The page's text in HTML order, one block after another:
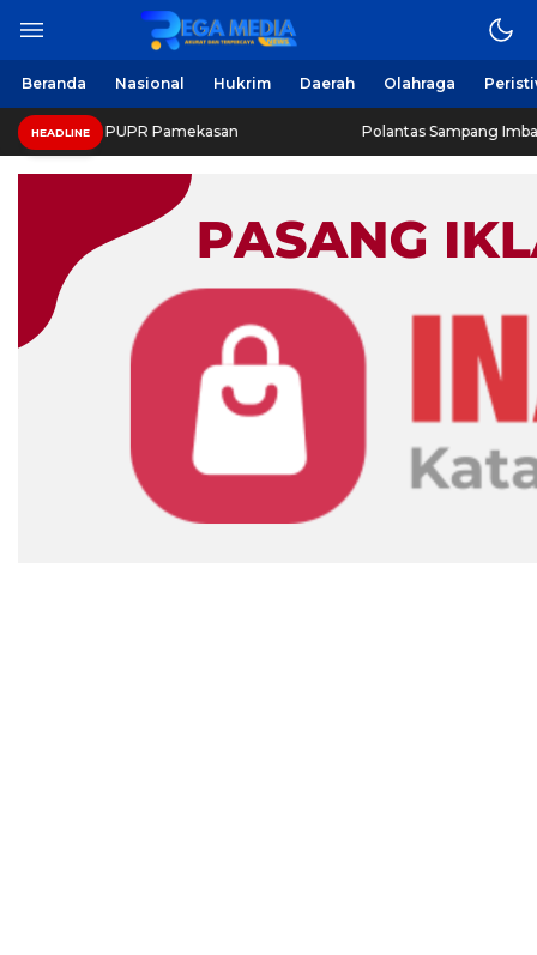
Beranda Nasional Hukrim Daerah Olahraga
HEADLINE
Pamekasan Polantas Sampang Imbau Latihan